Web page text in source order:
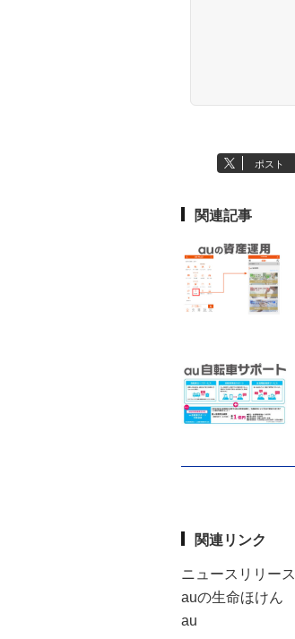
ポスト
関連記事
関連リンク
ニュースリリース
auの生命ほけん
au